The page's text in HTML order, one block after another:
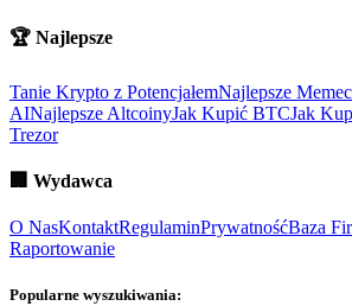
🏆 Najlepsze
Tanie Krypto z PotencjałemNajlepsze
AINajlepsze AltcoinyJak Kupić BTCJak
Trezor
🏢 Wydawca
O NasKontaktRegulaminPrywatnośćBaza
Raportowanie
Popularne wyszukiwania: